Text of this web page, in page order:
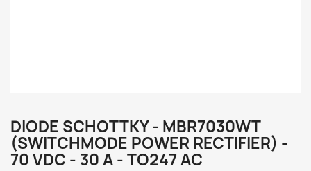
DIODE SCHOTTKY - MBR7030WT
(SWITCHMODE POWER RECTIFIER) -
70 VDC - 30 A - TO247 AC